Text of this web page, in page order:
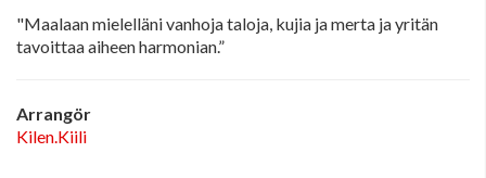
"Maalaan mielelläni vanhoja taloja, kujia ja merta ja yritän
tavoittaa aiheen harmonian.”
Arrangör
Kilen.Kiili